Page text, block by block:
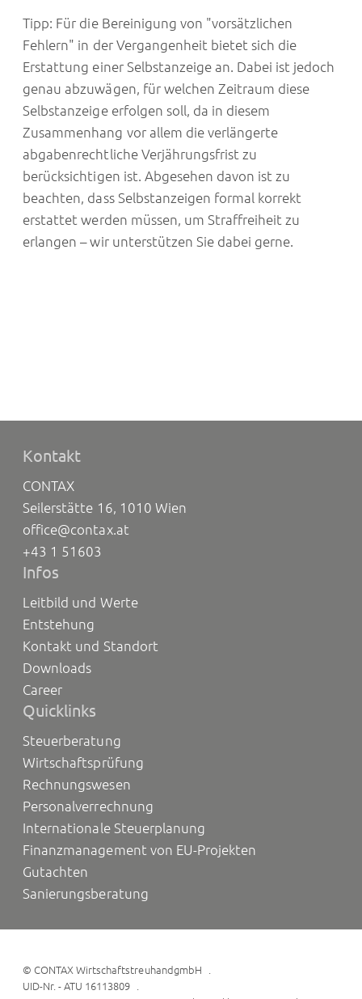
Tipp: Für die Bereinigung von "vorsätzlichen
Fehlern" in der Vergangenheit bietet sich die
Erstattung einer Selbstanzeige an. Dabei ist jedoch
genau abzuwägen, für welchen Zeitraum diese
Selbstanzeige erfolgen soll, da in diesem
Zusammenhang vor allem die verlängerte
abgabenrechtliche Verjährungsfrist zu
berücksichtigen ist. Abgesehen davon ist zu
beachten, dass Selbstanzeigen formal korrekt
erstattet werden müssen, um Straffreiheit zu
erlangen – wir unterstützen Sie dabei gerne.
Kontakt
CONTAX
Seilerstätte 16, 1010 Wien
office@contax.at
+43 1 51603
Infos
Leitbild und Werte
Entstehung
Kontakt und Standort
Downloads
Career
Quicklinks
Steuerberatung
Wirtschaftsprüfung
Rechnungswesen
Personalverrechnung
Internationale Steuerplanung
Finanzmanagement von EU-Projekten
Gutachten
Sanierungsberatung
©CONTAX WirtschaftstreuhandgmbH
UID-Nr. - ATU 16113809